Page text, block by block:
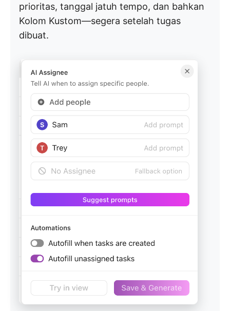
prioritas, tanggal jatuh tempo, dan bahkan
Kolom Kustom—segera setelah tugas
dibuat.